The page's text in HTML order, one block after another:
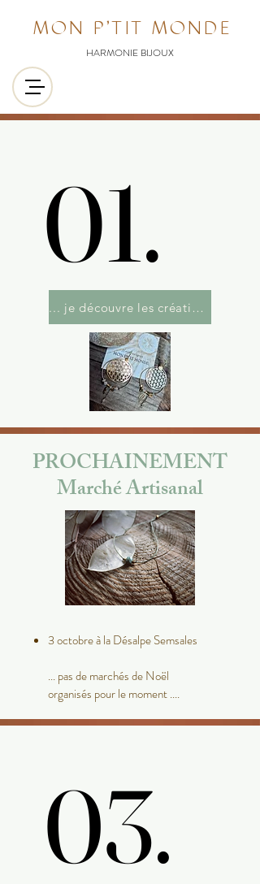
MON P'TIT MONDE
HARMONIE BIJOUX
01.
01.
... je découvre les créations
PROCHAINEMENT
Marché Artisanal
3 octobre à la Désalpe Semsales
... pas de marchés de Noël
organisés pour le moment ....
03.
03.